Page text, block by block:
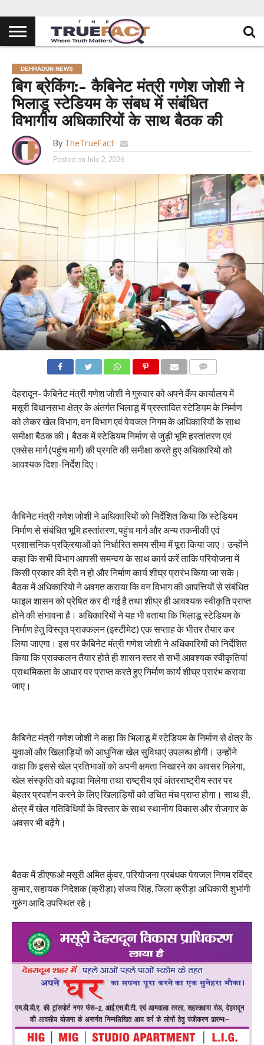
DEHRADUN NEWS
बिग ब्रेकिंग:- कैबिनेट मंत्री गणेश जोशी ने
भिलाडू स्टेडियम के संबध में संबंधित
विभागीय अधिकारियों के साथ बैठक की
By TheTrueFact
Posted on July 2, 2026
देहरादून- कैबिनेट मंत्री गणेश जोशी ने गुरुवार को अपने कैंप कार्यालय में
मसूरी विधानसभा क्षेत्र के अंतर्गत भिलाडू में प्रस्तावित स्टेडियम के निर्माण
को लेकर खेल विभाग, वन विभाग एवं पेयजल निगम के अधिकारियों के साथ
समीक्षा बैठक की। बैठक में स्टेडियम निर्माण से जुड़ी भूमि हस्तांतरण एवं
एक्सेस मार्ग (पहुंच मार्ग) की प्रगति की समीक्षा करते हुए अधिकारियों को
आवश्यक दिशा-निर्देश दिए।
कैबिनेट मंत्री गणेश जोशी ने अधिकारियों को निर्देशित किया कि स्टेडियम
निर्माण से संबंधित भूमि हस्तांतरण, पहुंच मार्ग और अन्य तकनीकी एवं
प्रशासनिक प्रक्रियाओं को निर्धारित समय सीमा में पूरा किया जाए। उन्होंने
कहा कि सभी विभाग आपसी समन्वय के साथ कार्य करें ताकि परियोजना में
किसी प्रकार की देरी न हो और निर्माण कार्य शीघ्र प्रारंभ किया जा सके।
बैठक में अधिकारियों ने अवगत कराया कि वन विभाग की आपत्तियों से संबंधित
फाइल शासन को प्रेषित कर दी गई है तथा शीघ्र ही आवश्यक स्वीकृति प्राप्त
होने की संभावना है। अधिकारियों ने यह भी बताया कि भिलाडू स्टेडियम के
निर्माण हेतु विस्तृत प्राक्कलन (इस्टीमेट) एक सप्ताह के भीतर तैयार कर
लिया जाएगा। इस पर कैबिनेट मंत्री गणेश जोशी ने अधिकारियों को निर्देशित
किया कि प्राक्कलन तैयार होते ही शासन स्तर से सभी आवश्यक स्वीकृतियां
प्राथमिकता के आधार पर प्राप्त करते हुए निर्माण कार्य शीघ्र प्रारंभ कराया
जाए।
कैबिनेट मंत्री गणेश जोशी ने कहा कि भिलाडू में स्टेडियम के निर्माण से क्षेत्र के
युवाओं और खिलाड़ियों को आधुनिक खेल सुविधाएं उपलब्ध होंगी। उन्होंने
कहा कि इससे खेल प्रतिभाओं को अपनी क्षमता निखारने का अवसर मिलेगा,
खेल संस्कृति को बढ़ावा मिलेगा तथा राष्ट्रीय एवं अंतरराष्ट्रीय स्तर पर
बेहतर प्रदर्शन करने के लिए खिलाड़ियों को उचित मंच प्राप्त होगा। साथ ही,
क्षेत्र में खेल गतिविधियों के विस्तार के साथ स्थानीय विकास और रोजगार के
अवसर भी बढ़ेंगे।
बैठक में डीएफओ मसूरी अमित कुंवर, परियोजना प्रबंधक पेयजल निगम रविंद्र
कुमार, सहायक निदेशक (क्रीड़ा) संजय सिंह, जिला क्रीड़ा अधिकारी शुभांगी
गुरुंग आदि उपस्थित रहे।